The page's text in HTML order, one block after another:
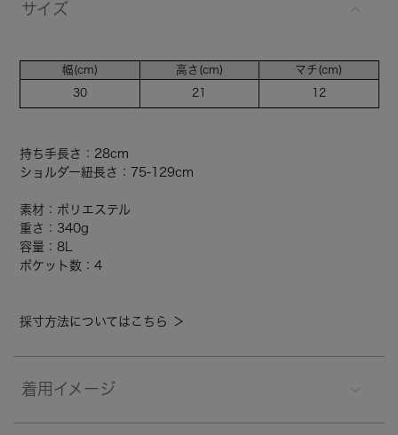
サイズ
幅(cm)
30
高さ(cm)
21
マチ(cm)
12
持ち手長さ：28cm
ショルダー紐長さ：75-129cm
素材：ポリエステル
重さ：340g
容量：8L
ポケット数：4
採寸方法についてはこちら ＞
着用イメージ